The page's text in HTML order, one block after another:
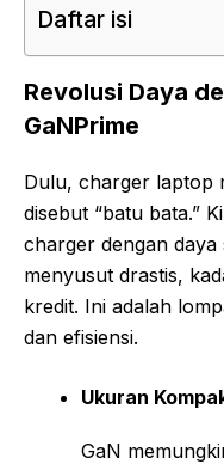
Daftar isi
Revolusi Daya
GaNPrime
Dulu, charger laptop
disebut “batu bata.”
charger dengan
menyusut drastis,
kredit. Ini adalah
dan efisiensi.
Ukuran
GaN